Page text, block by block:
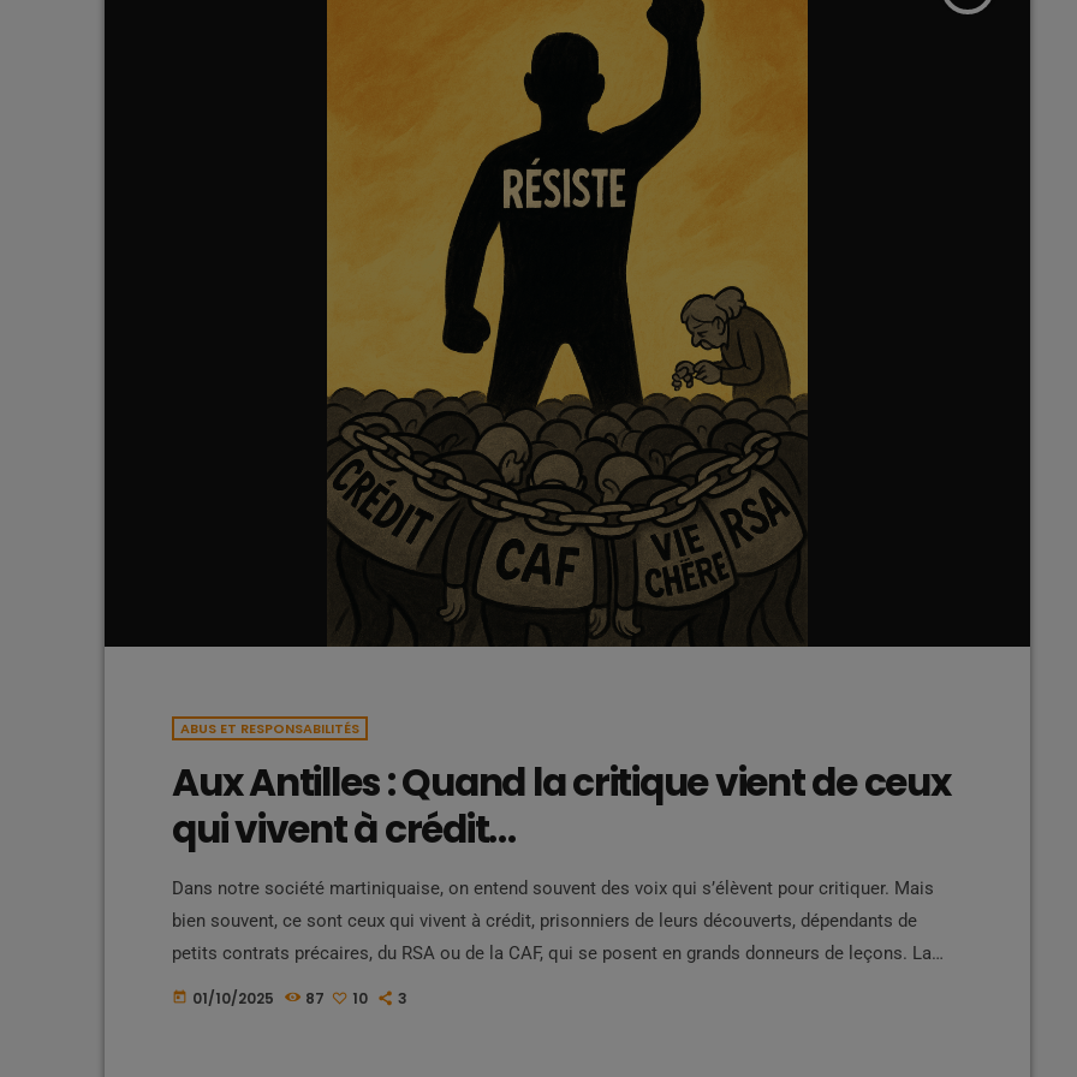
ABUS ET RESPONSABILITÉS
Aux Antilles : Quand la critique vient de ceux
qui vivent à crédit…
Dans notre société martiniquaise, on entend souvent des voix qui s’élèvent pour critiquer. Mais
bien souvent, ce sont ceux qui vivent à crédit, prisonniers de leurs découverts, dépendants de
petits contrats précaires, du RSA ou de la CAF, qui se posent en grands donneurs de leçons. La
réalité est crue : nombre d’entre eux survivent dans des cités sans un morceau de terre à cultiver,
today 01/10/2025 87 10 3